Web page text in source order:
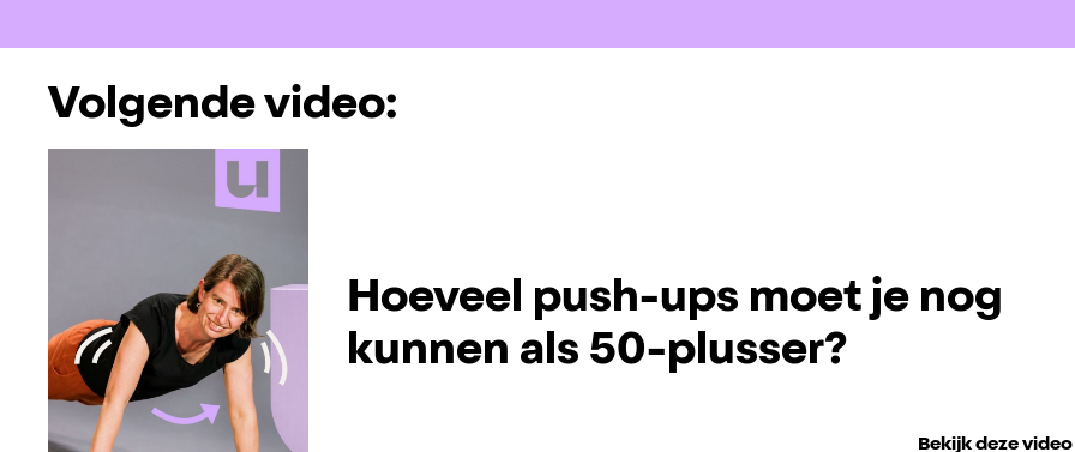
Volgende video:
Hoeveel push-ups moet je nog
kunnen als 50-plusser?
Bekijk deze video